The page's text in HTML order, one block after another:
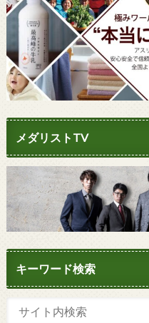
メダリストTV
キーワード検索